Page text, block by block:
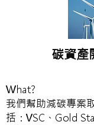
碳資產
What?
我們幫助減碳專案
括：VSC、Gold